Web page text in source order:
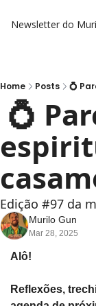
Newsletter do
Home Posts 💍
Edição #97 da
Murilo Gun
Mar 28, 2025
Alô!
Reflexões,